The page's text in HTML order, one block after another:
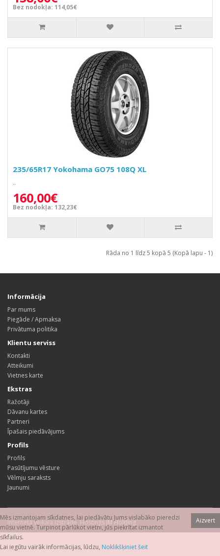
Bez nodokļa: 114,05€
235/65R17 Yokohama GO75 108Q XL
..
160,00€
Bez nodokļa: 132,23€
Rāda no 1 līdz 5 kopā 5 (Kopā lapu - 1)
Informācija
Par mums
Piegāde / Apmaksa
Privātuma politika
Klientu serviss
Kontakti
Atteikumi
Vietnes karte
Ekstras
Ražotāji
Dāvanu kartes
Partneri
Īpašais piedāvājums
Profils
Profils
Pasūtījumu vēsture
Vēlmju saraksts
Jaunumi
Interneta veikala izstrāde,HostingsJM Holding Aizvert
Mēs izmantojam sīkdatnes, lai piedāvātu Jums vislabāko pieredzi
mūsu vietnē. Turpinot pārlūkot vietni, jūs piekrītat izmantot
sīkfailus.
Lai iegūtu vairāk informācijas, lūdzu, Noklikšķiniet šeit